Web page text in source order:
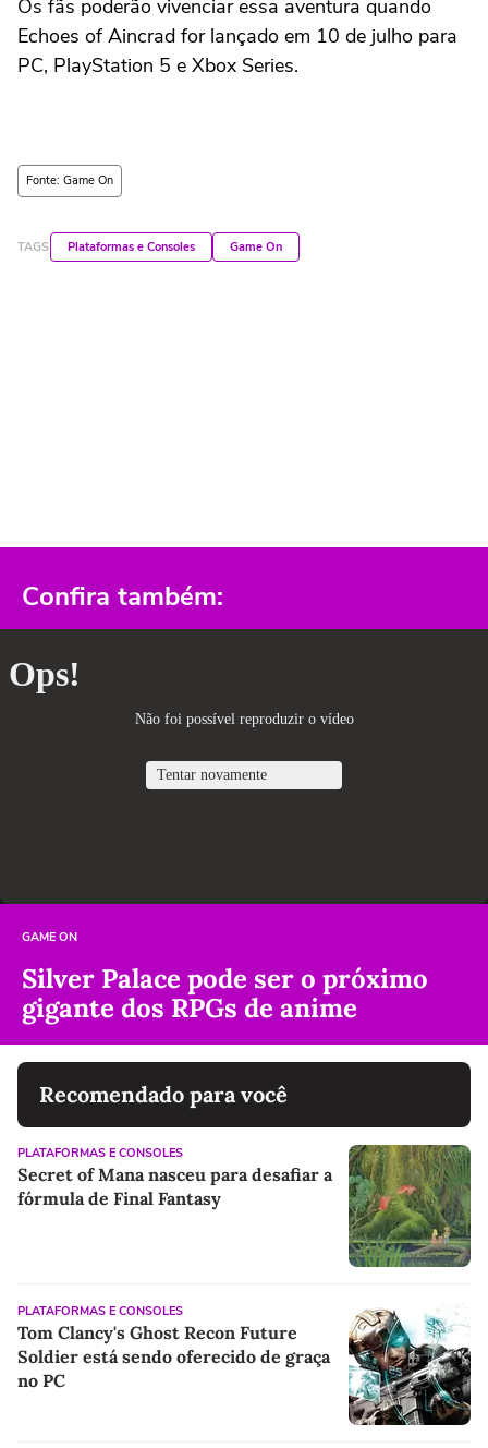
Os fãs poderão vivenciar essa aventura quando
Echoes of Aincrad for lançado em 10 de julho para
PC, PlayStation 5 e Xbox Series.
Fonte: Game On
TAGS Plataformas e Consoles Game On
Confira também:
GAME ON
Silver Palace pode ser o próximo
gigante dos RPGs de anime
Recomendado para você
PLATAFORMAS E CONSOLES
Secret of Mana nasceu para desafiar a
fórmula de Final Fantasy
PLATAFORMAS E CONSOLES
Tom Clancy's Ghost Recon Future
Soldier está sendo oferecido de graça
no PC